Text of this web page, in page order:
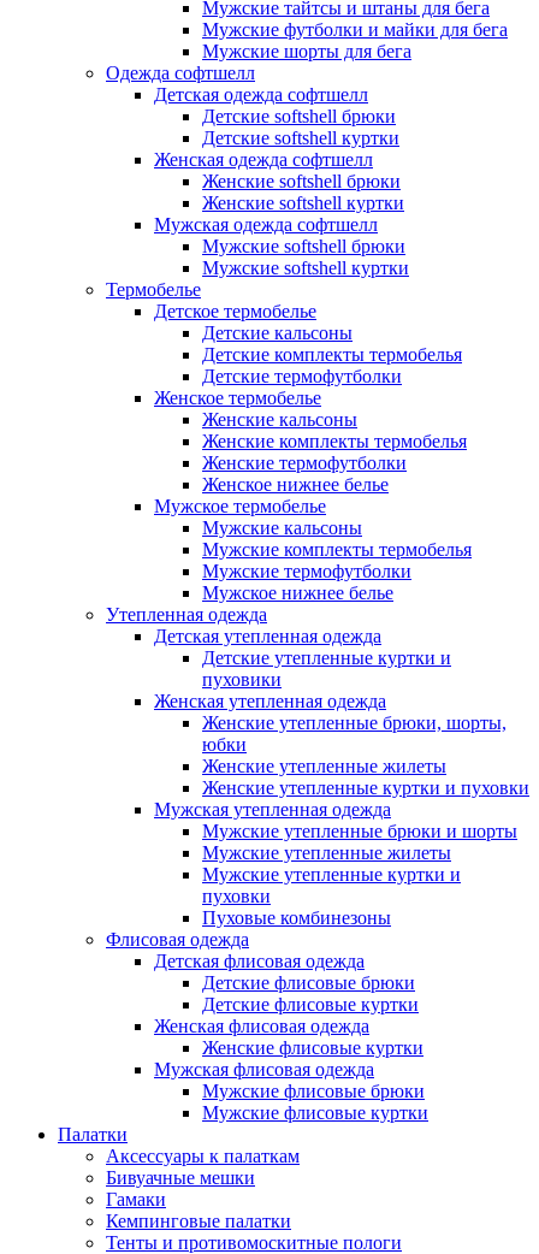
Мужские тайтсы и штаны для бега
Мужские футболки и майки для бега
Мужские шорты для бега
Одежда софтшелл
Детская одежда софтшелл
Детские softshell брюки
Детские softshell куртки
Женская одежда софтшелл
Женские softshell брюки
Женские softshell куртки
Мужская одежда софтшелл
Мужские softshell брюки
Мужские softshell куртки
Термобелье
Детское термобелье
Детские кальсоны
Детские комплекты термобелья
Детские термофутболки
Женское термобелье
Женские кальсоны
Женские комплекты термобелья
Женские термофутболки
Женское нижнее белье
Мужское термобелье
Мужские кальсоны
Мужские комплекты термобелья
Мужские термофутболки
Мужское нижнее белье
Утепленная одежда
Детская утепленная одежда
Детские утепленные куртки и
пуховики
Женская утепленная одежда
Женские утепленные брюки, шорты,
юбки
Женские утепленные жилеты
Женские утепленные куртки и пуховки
Мужская утепленная одежда
Мужские утепленные брюки и шорты
Мужские утепленные жилеты
Мужские утепленные куртки и
пуховки
Пуховые комбинезоны
Флисовая одежда
Детская флисовая одежда
Детские флисовые брюки
Детские флисовые куртки
Женская флисовая одежда
Женские флисовые куртки
Мужская флисовая одежда
Мужские флисовые брюки
Мужские флисовые куртки
Палатки
Аксессуары к палаткам
Бивуачные мешки
Гамаки
Кемпинговые палатки
Тенты и противомоскитные пологи